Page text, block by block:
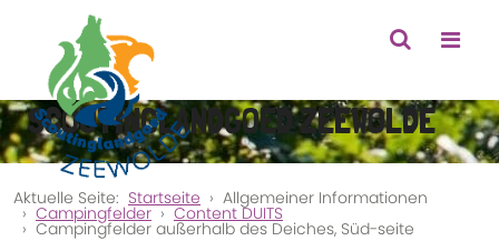
SCOUTINGLANDGOED ZEEWOLDE
Aktuelle Seite: Startseite Allgemeiner Informationen
Campingfelder Content DUITS
Campingfelder außerhalb des Deiches, Süd-seite